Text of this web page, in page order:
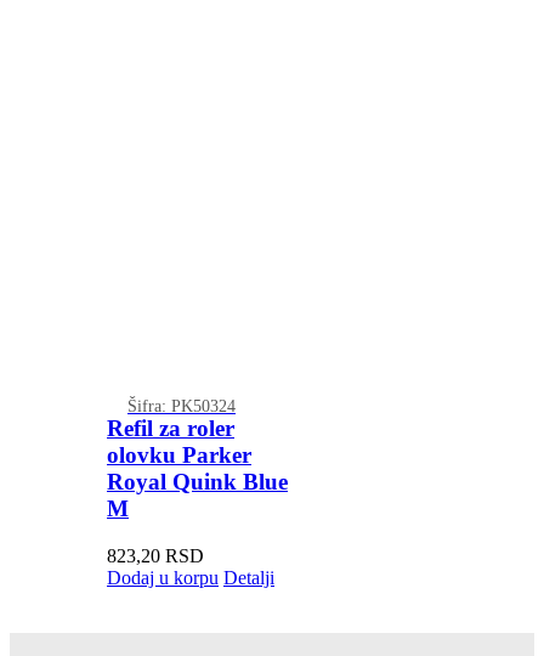
Šifra: PK50324
Refil za roler
olovku Parker
Royal Quink Blue
M
823,20 RSD
Dodaj u korpu Detalji